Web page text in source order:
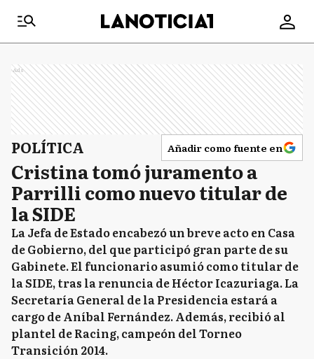
Ads
POLÍTICA Añadir como fuente en
Cristina tomó juramento a
Parrilli como nuevo titular de
la SIDE
La Jefa de Estado encabezó un breve acto en Casa
de Gobierno, del que participó gran parte de su
Gabinete. El funcionario asumió como titular de
la SIDE, tras la renuncia de Héctor Icazuriaga. La
Secretaría General de la Presidencia estará a
cargo de Aníbal Fernández. Además, recibió al
plantel de Racing, campeón del Torneo
Transición 2014.